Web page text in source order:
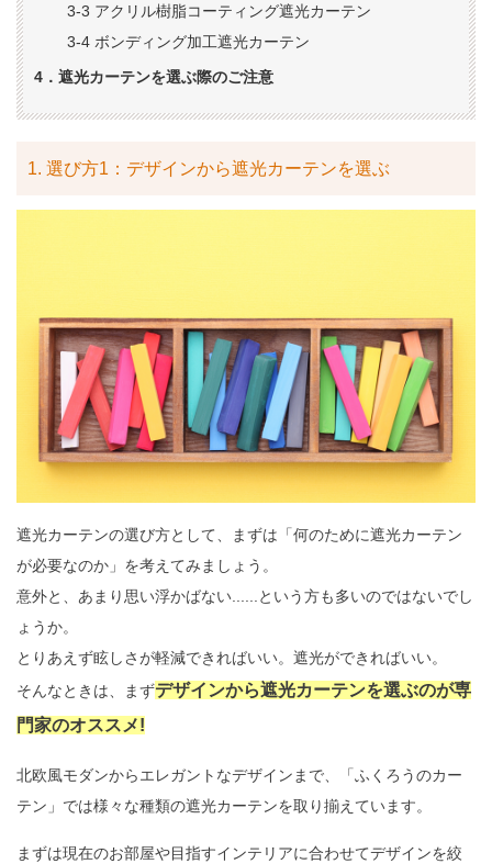
3-3 アクリル樹脂コーティング遮光カーテン
3-4 ボンディング加工遮光カーテン
4．遮光カーテンを選ぶ際のご注意
1. 選び方1：デザインから遮光カーテンを選ぶ
遮光カーテンの選び方として、まずは「何のために遮光カーテン
が必要なのか」を考えてみましょう。
意外と、あまり思い浮かばない......という方も多いのではないでし
ょうか。
とりあえず眩しさが軽減できればいい。遮光ができればいい。
そんなときは、まずデザインから遮光カーテンを選ぶのが専
門家のオススメ!
北欧風モダンからエレガントなデザインまで、「ふくろうのカー
テン」では様々な種類の遮光カーテンを取り揃えています。
まずは現在のお部屋や目指すインテリアに合わせてデザインを絞